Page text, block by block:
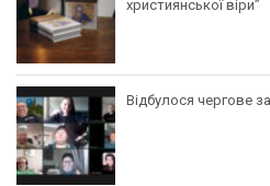
християнської віри”
Відбулося чергове